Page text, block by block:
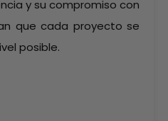
y su compromiso con
que cada proyecto se
posible.